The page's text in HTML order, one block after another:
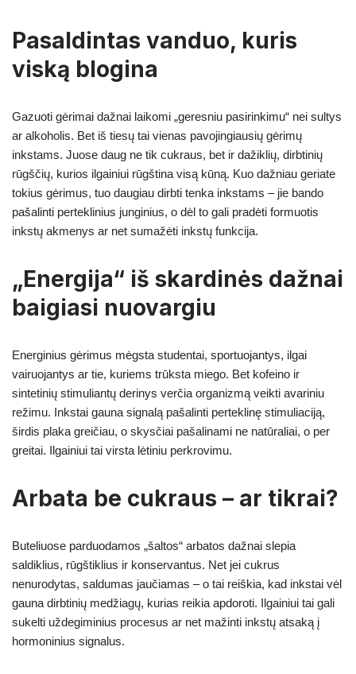
Pasaldintas vanduo, kuris
viską blogina
Gazuoti gėrimai dažnai laikomi „geresniu pasirinkimu“ nei sultys
ar alkoholis. Bet iš tiesų tai vienas pavojingiausių gėrimų
inkstams. Juose daug ne tik cukraus, bet ir dažiklių, dirbtinių
rūgščių, kurios ilgainiui rūgština visą kūną. Kuo dažniau geriate
tokius gėrimus, tuo daugiau dirbti tenka inkstams – jie bando
pašalinti perteklinius junginius, o dėl to gali pradėti formuotis
inkstų akmenys ar net sumažėti inkstų funkcija.
„Energija“ iš skardinės dažnai
baigiasi nuovargiu
Energinius gėrimus mėgsta studentai, sportuojantys, ilgai
vairuojantys ar tie, kuriems trūksta miego. Bet kofeino ir
sintetinių stimuliantų derinys verčia organizmą veikti avariniu
režimu. Inkstai gauna signalą pašalinti perteklinę stimuliaciją,
širdis plaka greičiau, o skysčiai pašalinami ne natūraliai, o per
greitai. Ilgainiui tai virsta lėtiniu perkrovimu.
Arbata be cukraus – ar tikrai?
Buteliuose parduodamos „šaltos“ arbatos dažnai slepia
saldiklius, rūgštiklius ir konservantus. Net jei cukrus
nenurodytas, saldumas jaučiamas – o tai reiškia, kad inkstai vėl
gauna dirbtinių medžiagų, kurias reikia apdoroti. Ilgainiui tai gali
sukelti uždegiminius procesus ar net mažinti inkstų atsaką į
hormoninius signalus.